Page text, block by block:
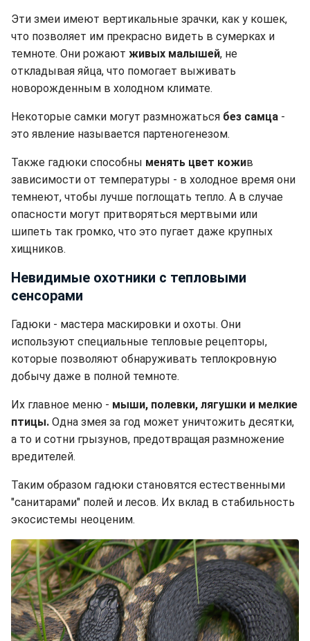
Эти змеи имеют вертикальные зрачки, как у кошек,
что позволяет им прекрасно видеть в сумерках и
темноте. Они рожают живых малышей, не
откладывая яйца, что помогает выживать
новорожденным в холодном климате.
Некоторые самки могут размножаться без самца -
это явление называется партеногенезом.
Также гадюки способны менять цвет кожив
зависимости от температуры - в холодное время они
темнеют, чтобы лучше поглощать тепло. А в случае
опасности могут притворяться мертвыми или
шипеть так громко, что это пугает даже крупных
хищников.
Невидимые охотники с тепловыми
сенсорами
Гадюки - мастера маскировки и охоты. Они
используют специальные тепловые рецепторы,
которые позволяют обнаруживать теплокровную
добычу даже в полной темноте.
Их главное меню - мыши, полевки, лягушки и мелкие
птицы. Одна змея за год может уничтожить десятки,
а то и сотни грызунов, предотвращая размножение
вредителей.
Таким образом гадюки становятся естественными
"санитарами" полей и лесов. Их вклад в стабильность
экосистемы неоценим.